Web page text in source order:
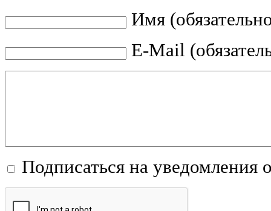
Имя
E-Mail
Подписаться на уведомления